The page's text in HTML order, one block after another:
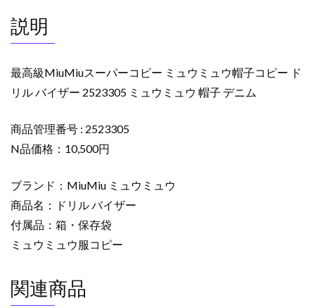
ュ
ウ
子
コ
ー
ド
ル
バ
ザ
ー
ミ
ュ
説明
最高級MiuMiuスーパーコピー ミュウミュウ帽子コピー ド
リル バイザー 2523305 ミュウミュウ 帽子 デニム
商品管理番号 : 2523305
N品価格：10,500円
ブランド：MiuMiu ミュウミュウ
商品名：ドリル バイザー
付属品：箱・保存袋
ミュウミュウ服コピー
関連商品